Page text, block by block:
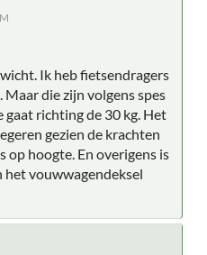
Ik heb fietsendragers
die zijn volgens spes
gaat richting de 30 kg. Het
gezien de krachten
op hoogte. En overigens is
het vouwwagendeksel